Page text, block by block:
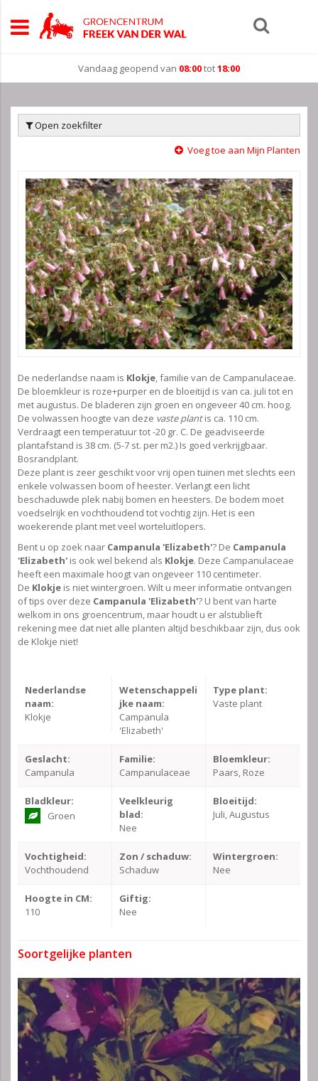
Vandaag geopend van 08:00tot18:00
Open zoekfilter
Voeg toe aan Mijn Planten
De nederlandse naam is Klokje, familie van de Campanulaceae.
De bloemkleur is roze+purper en de bloeitijd is van ca. juli tot en
met augustus. De bladeren zijn groen en ongeveer 40 cm. hoog.
De volwassen hoogte van deze vaste plantis ca. 110 cm.
Verdraagt een temperatuur tot -20 gr. C. De geadviseerde
plantafstand is 38 cm. (5-7 st. per m2.) Is goed verkrijgbaar.
Bosrandplant.
Deze plant is zeer geschikt voor vrij open tuinen met slechts een
enkele volwassen boom of heester. Verlangt een licht
beschaduwde plek nabij bomen en heesters. De bodem moet
voedselrijk en vochthoudend tot vochtig zijn. Het is een
woekerende plant met veel worteluitlopers.
Bent u op zoek naar Campanula 'Elizabeth'? De Campanula
'Elizabeth' is ook wel bekend als Klokje. Deze Campanulaceae
heeft een maximale hoogt van ongeveer 110 centimeter.
De Klokje is niet wintergroen. Wilt u meer informatie ontvangen
of tips over deze Campanula 'Elizabeth'? U bent van harte
welkom in ons groencentrum, maar houdt u er alstublieft
rekening mee dat niet alle planten altijd beschikbaar zijn, dus ook
de Klokje niet!
Nederlandse
naam:
Klokje
Wetenschappeli
jke naam:
Campanula
'Elizabeth'
Type plant:
Vaste plant
Geslacht:
Campanula
Familie:
Campanulaceae
Bloemkleur:
Paars, Roze
Bladkleur:
Groen
Veelkleurig
blad:
Nee
Bloeitijd:
Juli, Augustus
Vochtigheid:
Vochthoudend
Zon / schaduw:
Schaduw
Wintergroen:
Nee
Hoogte in CM:
110
Giftig:
Nee
Soortgelijke planten